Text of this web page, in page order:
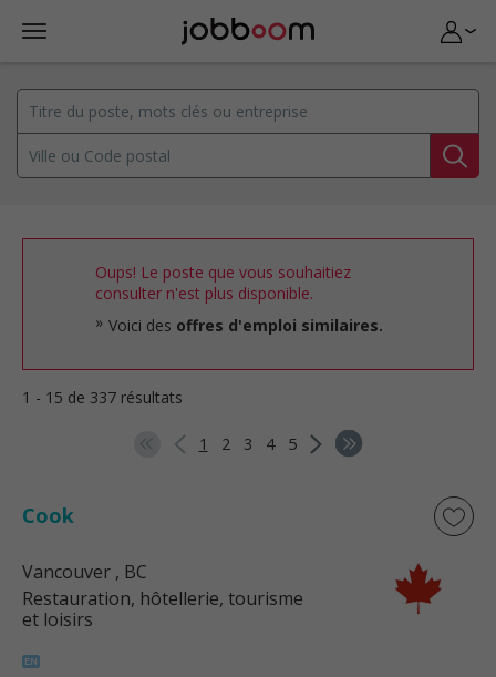
Oups! Le poste que vous souhaitiez
consulter n'est plus disponible.
Voici des offres d'emploi similaires.
1 - 15 de 337 résultats
1 2 3 4 5
Cook
Vancouver , BC
Restauration, hôtellerie, tourisme
et loisirs